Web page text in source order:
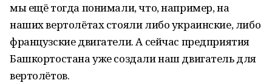
мы ещё тогда понимали, что, например, на
наших вертолётах стояли либо украинские, либо
французские двигатели. А сейчас предприятия
Башкортостана уже создали наш двигатель для
вертолётов.